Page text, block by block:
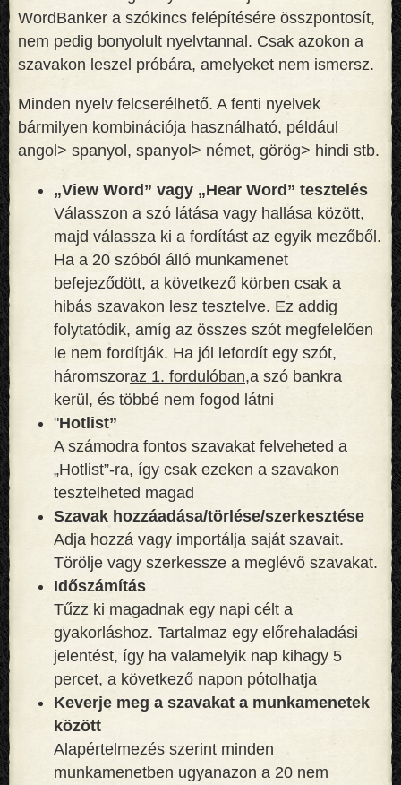
WordBanker a szókincs felépítésére összpontosít,
nem pedig bonyolult nyelvtannal. Csak azokon a
szavakon leszel próbára, amelyeket nem ismersz.
Minden nyelv felcserélhető. A fenti nyelvek
bármilyen kombinációja használható, például
angol> spanyol, spanyol> német, görög> hindi stb.
„View Word” vagy „Hear Word” tesztelés
Válasszon a szó látása vagy hallása között,
majd válassza ki a fordítást az egyik mezőből.
Ha a 20 szóból álló munkamenet
befejeződött, a következő körben csak a
hibás szavakon lesz tesztelve. Ez addig
folytatódik, amíg az összes szót megfelelően
le nem fordítják. Ha jól lefordít egy szót,
háromszoraz 1. fordulóban,a szó bankra
kerül, és többé nem fogod látni
"Hotlist”
A számodra fontos szavakat felveheted a
„Hotlist”-ra, így csak ezeken a szavakon
tesztelheted magad
Szavak hozzáadása/törlése/szerkesztése
Adja hozzá vagy importálja saját szavait.
Törölje vagy szerkessze a meglévő szavakat.
Időszámítás
Tűzz ki magadnak egy napi célt a
gyakorláshoz. Tartalmaz egy előrehaladási
jelentést, így ha valamelyik nap kihagy 5
percet, a következő napon pótolhatja
Keverje meg a szavakat a munkamenetek
között
Alapértelmezés szerint minden
munkamenetben ugyanazon a 20 nem